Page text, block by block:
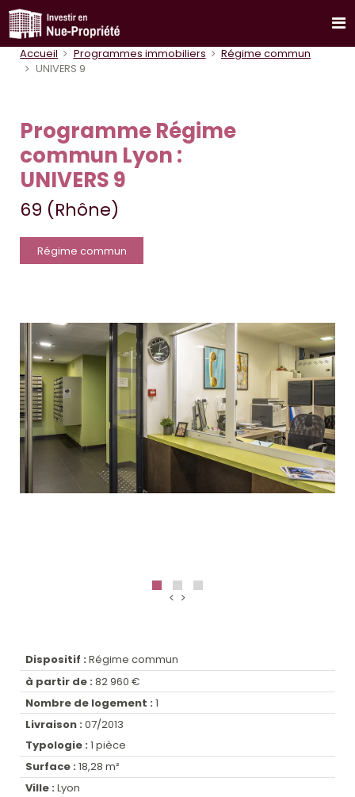
Accueil Programmes immobiliers
Régime commun
UNIVERS 9
Programme Régime
commun Lyon :
UNIVERS 9
69 (Rhône)
Régime commun
Dispositif : Régime commun
à partir de : 82 960 €
Nombre de logement : 1
Livraison : 07/2013
Typologie : 1 pièce
Surface : 18,28 m²
Ville : Lyon